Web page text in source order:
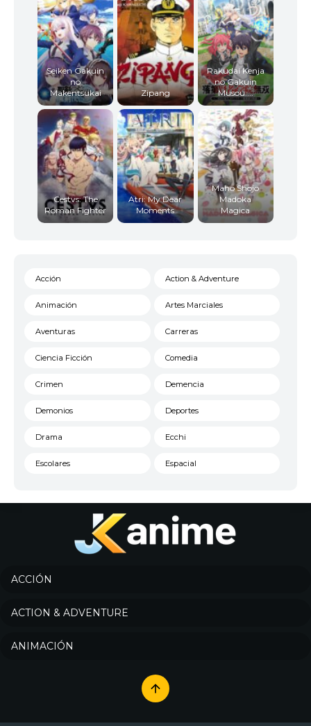
Seiken Gakuin
no
Makentsukai
Zipang
Rakudai Kenja
no Gakuin
Musou:...
Cestvs: The
Roman Fighter
Atri: My Dear
Moments
Maho Shojo
Madoka
Magica
Acción Action & Adventure
Animación Artes Marciales
Aventuras Carreras
Ciencia Ficción Comedia
Crimen Demencia
Demonios Deportes
Drama Ecchi
Escolares Espacial
Historico
Josei
Música
Romance
ACCIÓN
ACTION & ADVENTURE
ANIMACIÓN